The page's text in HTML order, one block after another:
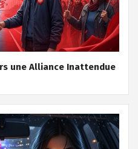
une Alliance Inattendue